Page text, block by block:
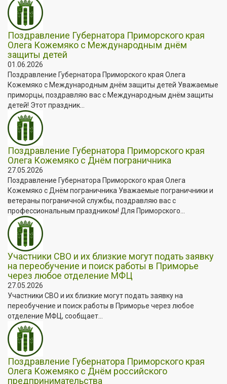
Поздравление Губернатора Приморского края
Олега Кожемяко с Международным днём
защиты детей
01.06.2026
Поздравление Губернатора Приморского края Олега
Кожемяко с Международным днём защиты детей Уважаемые
приморцы, поздравляю вас с Международным днём защиты
детей! Этот праздник...
Поздравление Губернатора Приморского края
Олега Кожемяко с Днём пограничника
27.05.2026
Поздравление Губернатора Приморского края Олега
Кожемяко с Днём пограничника Уважаемые пограничники и
ветераны пограничной службы, поздравляю вас с
профессиональным праздником! Для Приморского...
Участники СВО и их близкие могут подать заявку
на переобучение и поиск работы в Приморье
через любое отделение МФЦ
27.05.2026
Участники СВО и их близкие могут подать заявку на
переобучение и поиск работы в Приморье через любое
отделение МФЦ, сообщает...
Поздравление Губернатора Приморского края
Олега Кожемяко с Днём российского
предпринимательства